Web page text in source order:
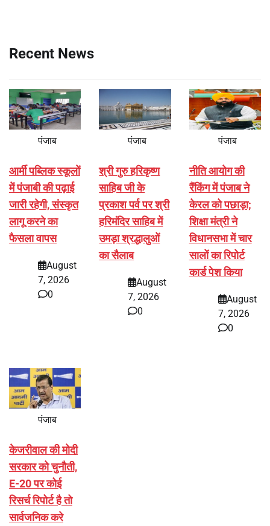
Recent News
पंजाब
आर्मी पब्लिक स्कूलों
में पंजाबी की पढ़ाई
जारी रहेगी, संस्कृत
लागू करने का
फैसला वापस
August
7, 2026
0
पंजाब
श्री गुरु हरिकृष्ण
साहिब जी के
प्रकाश पर्व पर श्री
हरिमंदिर साहिब में
उमड़ा श्रद्धालुओं
का सैलाब
August
7, 2026
0
पंजाब
नीति आयोग की
रैंकिंग में पंजाब ने
केरल को पछाड़ा;
शिक्षा मंत्री ने
विधानसभा में चार
सालों का रिपोर्ट
कार्ड पेश किया
August
7, 2026
0
पंजाब
केजरीवाल की मोदी
सरकार को चुनौती,
E-20 पर कोई
रिसर्च रिपोर्ट है तो
सार्वजनिक करे